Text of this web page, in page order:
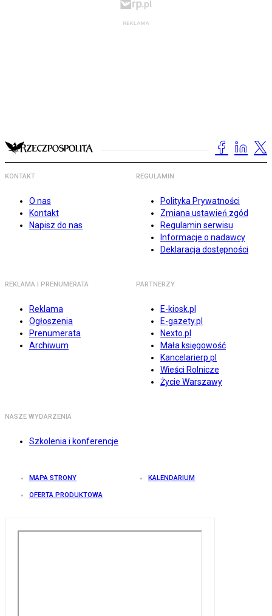
KONTAKT
O nas
Kontakt
Napisz do nas
REGULAMIN
Polityka Prywatności
Zmiana ustawień zgód
Regulamin serwisu
Informacje o nadawcy
Deklaracja dostępności
REKLAMA I PRENUMERATA
Reklama
Ogłoszenia
Prenumerata
Archiwum
PARTNERZY
E-kiosk.pl
E-gazety.pl
Nexto.pl
Mała księgowość
Kancelarierp.pl
Wieści Rolnicze
Życie Warszawy
NASZE WYDARZENIA
Szkolenia i konferencje
MAPA STRONY KALENDARIUM
OFERTA PRODUKTOWA